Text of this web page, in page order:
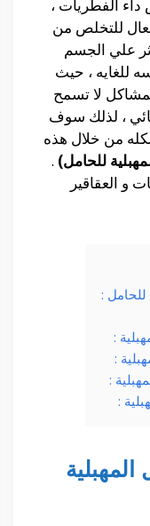
الفطريات ،
للتخلص من
علي الجسم
للغايه ، حيث
لا تسمح
، لذلك سوف
من خلال هذه
للحامل) .
و العقاقير
للحامل :
:
:
:
: